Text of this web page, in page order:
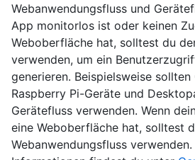
Webanwendungsfluss und
App monitorlos ist oder keinen
Weboberfläche hat, solltest du
verwenden, um ein
generieren. Beispielsweise
Raspberry Pi-Geräte und
Gerätefluss verwenden. Wenn
eine Weboberfläche hat, solltest
Webanwendungsfluss